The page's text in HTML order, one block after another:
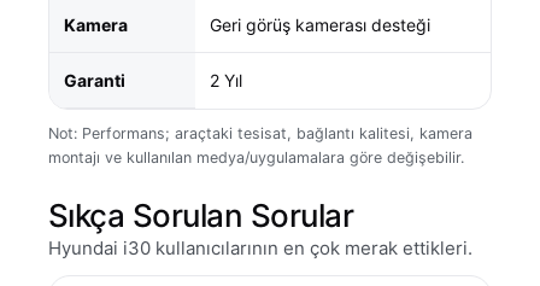
Kamera Geri görüş kamerası desteği
Garanti 2 Yıl
Not: Performans; araçtaki tesisat, bağlantı kalitesi, kamera
montajı ve kullanılan medya/uygulamalara göre değişebilir.
Sıkça Sorulan Sorular
Hyundai i30 kullanıcılarının en çok merak ettikleri.